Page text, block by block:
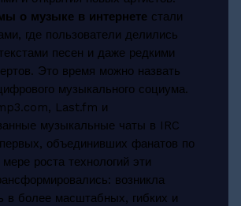
о музыке в интернетестали
где пользователи делились
песен и даже редкими
Это время можно назвать
музыкального социума.
Last.fm и
музыкальные чаты в IRC
объединивших фанатов по
роста технологий эти
возникла
в более масштабных, гибких и